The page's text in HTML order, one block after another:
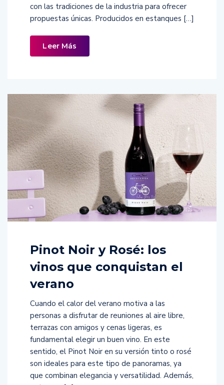
con las tradiciones de la industria para ofrecer
propuestas únicas. Producidos en estanques […]
Leer Más
Pinot Noir y Rosé: los
vinos que conquistan el
verano
Cuando el calor del verano motiva a las
personas a disfrutar de reuniones al aire libre,
terrazas con amigos y cenas ligeras, es
fundamental elegir un buen vino. En este
sentido, el Pinot Noir en su versión tinto o rosé
son ideales para este tipo de panoramas, ya
que combinan elegancia y versatilidad. Además,